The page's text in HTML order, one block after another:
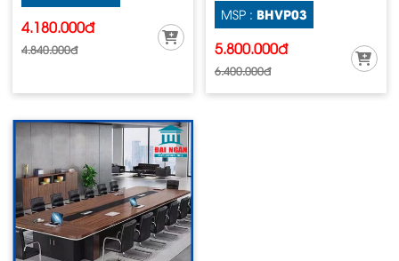
4.180.000đ
4.840.000đ
MSP : BHVP03
5.800.000đ
6.400.000đ